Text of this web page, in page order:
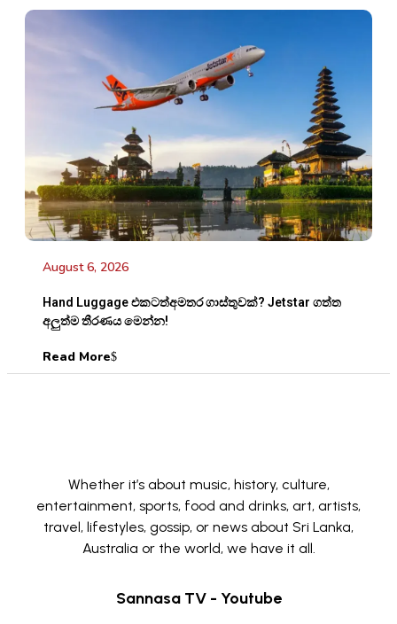
August 6, 2026
Hand Luggage එකටත්අමතර ගාස්තුවක්? Jetstar ගත්ත
අලුත්ම තීරණය මෙන්න!
Read More
Whether it’s about music, history, culture,
entertainment, sports, food and drinks, art, artists,
travel, lifestyles, gossip, or news about Sri Lanka,
Australia or the world, we have it all.
Sannasa TV - Youtube